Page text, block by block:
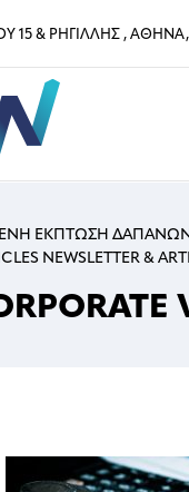
15 & ΡΗΓΙΛΛΗΣ , ΑΘΗΝΑ,
ΕΚΠΤΩΣΗ ΔΑΠΑΝΩΝ
NEWSLETTER &